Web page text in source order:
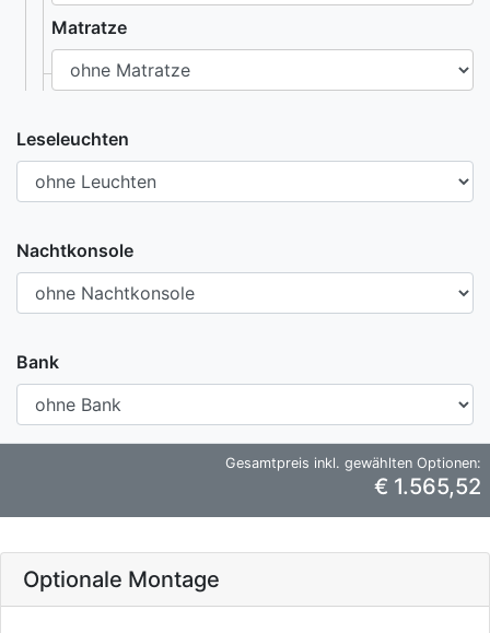
Matratze
Leseleuchten
Nachtkonsole
Bank
Gesamtpreis inkl. gewählten Optionen:
€ 1.565,52
Optionale Montage